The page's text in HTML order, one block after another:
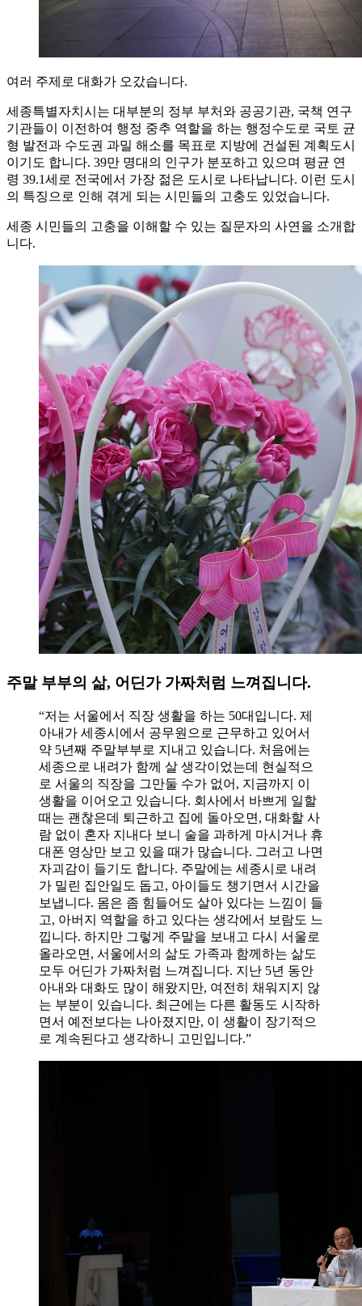
여러 주제로 대화가 오갔습니다.
세종특별자치시는 대부분의 정부 부처와 공공기관, 국책 연구
기관들이 이전하여 행정 중추 역할을 하는 행정수도로 국토 균
형 발전과 수도권 과밀 해소를 목표로 지방에 건설된 계획도시
이기도 합니다. 39만 명대의 인구가 분포하고 있으며 평균 연
령 39.1세로 전국에서 가장 젊은 도시로 나타납니다. 이런 도시
의 특징으로 인해 겪게 되는 시민들의 고충도 있었습니다.
세종 시민들의 고충을 이해할 수 있는 질문자의 사연을 소개합
니다.
주말 부부의 삶, 어딘가 가짜처럼 느껴집니다.
“저는 서울에서 직장 생활을 하는 50대입니다. 제
아내가 세종시에서 공무원으로 근무하고 있어서
약 5년째 주말부부로 지내고 있습니다. 처음에는
세종으로 내려가 함께 살 생각이었는데 현실적으
로 서울의 직장을 그만둘 수가 없어, 지금까지 이
생활을 이어오고 있습니다. 회사에서 바쁘게 일할
때는 괜찮은데 퇴근하고 집에 돌아오면, 대화할 사
람 없이 혼자 지내다 보니 술을 과하게 마시거나 휴
대폰 영상만 보고 있을 때가 많습니다. 그러고 나면
자괴감이 들기도 합니다. 주말에는 세종시로 내려
가 밀린 집안일도 돕고, 아이들도 챙기면서 시간을
보냅니다. 몸은 좀 힘들어도 살아 있다는 느낌이 들
고, 아버지 역할을 하고 있다는 생각에서 보람도 느
낍니다. 하지만 그렇게 주말을 보내고 다시 서울로
올라오면, 서울에서의 삶도 가족과 함께하는 삶도
모두 어딘가 가짜처럼 느껴집니다. 지난 5년 동안
아내와 대화도 많이 해왔지만, 여전히 채워지지 않
는 부분이 있습니다. 최근에는 다른 활동도 시작하
면서 예전보다는 나아졌지만, 이 생활이 장기적으
로 계속된다고 생각하니 고민입니다.”